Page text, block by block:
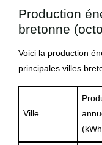
Production
bretonne
Voici la production
principales villes
Ville